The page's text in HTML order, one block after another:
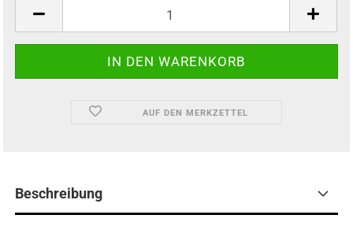
AUF DEN MERKZETTEL
Beschreibung